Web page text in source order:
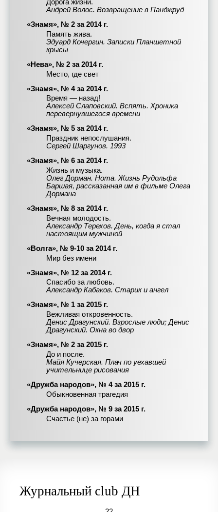
Дорога жизни.
Андрей Волос. Возвращение в Панджруд
«Знамя», № 2 за 2014 г.
Память жива.
Эдуард Кочергин. Записки Планшетной
крысы
«Нева», № 2 за 2014 г.
Место, где свет
«Знамя», № 4 за 2014 г.
Время — назад!
Алексей Слаповский. Вспять. Хроника
перевернувшегося времени
«Знамя», № 5 за 2014 г.
Праздник непослушания.
Сергей Шаргунов. 1993
«Знамя», № 6 за 2014 г.
Жизнь и музыка.
Олег Дорман. Нота. Жизнь Рудольфа
Баршая, рассказанная им в фильме Олега
Дормана
«Знамя», № 8 за 2014 г.
Вечная молодость.
Александр Терехов. День, когда я стал
настоящим мужчиной
«Волга», № 9-10 за 2014 г.
Мир без имени
«Знамя», № 12 за 2014 г.
Спасибо за любовь.
Александр Кабаков. Старик и ангел
«Знамя», № 1 за 2015 г.
Вежливая откровенность.
Денис Драгунский. Взрослые люди; Денис
Драгунский. Окна во двор
«Знамя», № 2 за 2015 г.
До и после.
Майя Кучерская. Плач по уехавшей
учительнице рисования
«Дружба народов», № 4 за 2015 г.
Обыкновенная трагедия
«Дружба народов», № 9 за 2015 г.
Счастье (не) за горами
Журнальный club ДН